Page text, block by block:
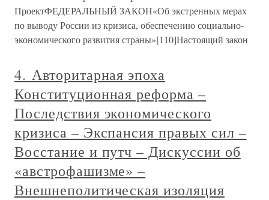
ПроектФЕДЕРАЛЬНЫЙ ЗАКОН«Об экстренных мерах
по выводу России из кризиса, обеспечению социально-
экономического развития страны»[110]Настоящий закон
4. Авторитарная эпоха
Конституционная реформа –
Последствия экономического
кризиса – Экспансия правых сил –
Восстание и путч – Дискуссии об
«австрофашизме» –
Внешнеполитическая изоляция